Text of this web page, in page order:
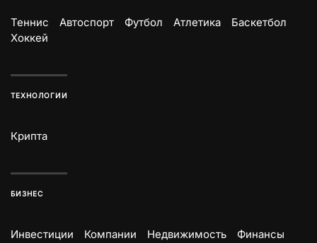
Теннис Автоспорт Футбол Атлетика
Баскетбол
Хоккей
ТЕХНОЛОГИИ
Крипта
БИЗНЕС
Инвестиции Компании Недвижимость Финансы